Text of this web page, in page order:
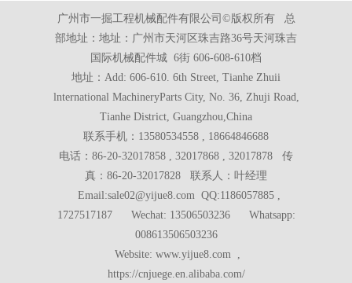
广州市一掘工程机械配件有限公司©版权所有 总
部地址：地址：广州市天河区珠吉路36号天河珠吉
国际机械配件城 6街 606-608-610档
地址：Add: 606-610. 6th Street, Tianhe Zhuii
lnternational MachineryParts City, No. 36, Zhuji Road,
Tianhe District, Guangzhou,China
联系手机：13580534558 , 18664846688
电话：86-20-32017858 , 32017868 , 32017878 传
真：86-20-32017828 联系人：叶经理
Email:sale02@yijue8.com QQ:1186057885 ,
1727517187 Wechat: 13506503236 Whatsapp:
008613506503236
Website: www.yijue8.com ,
https://cnjuege.en.alibaba.com/